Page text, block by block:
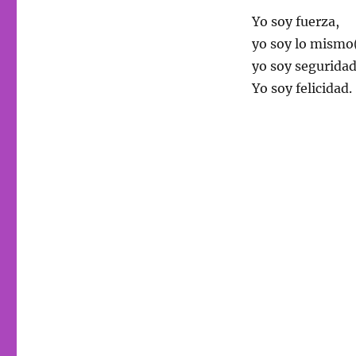
Yo soy fuerza,
yo soy lo
yo soy
Yo soy felicidad.